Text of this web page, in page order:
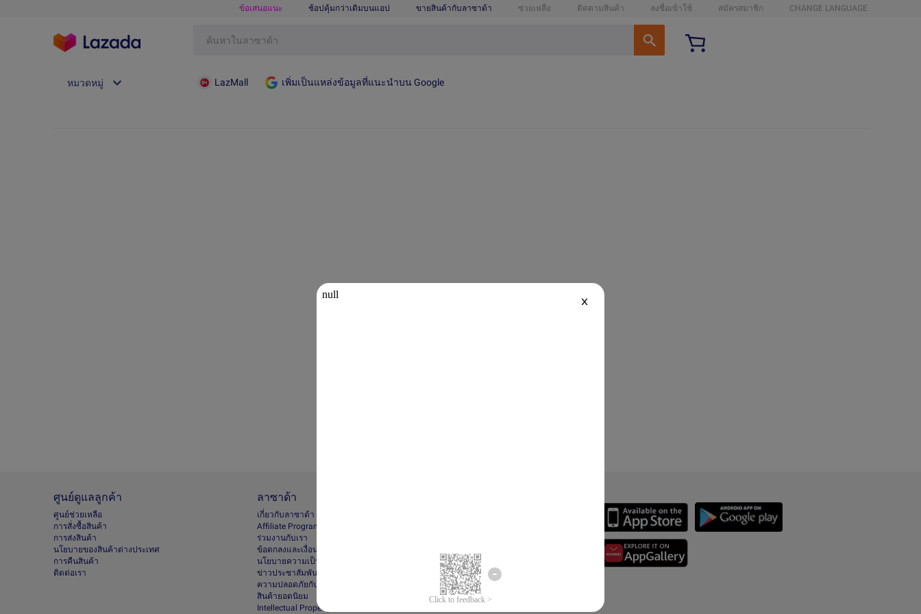
ข้อเสนอแนะ ช้อปคุ้มกว่าเดิมบนแอป ขายสินค้ากับลาซาด้า ช่วยเหลือ ติดตามสินค้า ลงชื่อเข้าใช้ สมัครสมาชิก CHANGE LANGUAGE
หมวดหมู่ LazMall เพิ่มเป็นแหล่งข้อมูลที่แนะนำบน Google
ศูนย์ดูแลลูกค้า
ศูนย์ช่วยเหลือ
การสั่งซื้อสินค้า
การส่งสินค้า
นโยบายของสินค้าต่างประเทศ
การคืนสินค้า
ติดต่อเรา
ลาซาด้า
เกี่ยวกับลาซาด้า
Afﬁliate Program
ร่วมงานกับเรา
ข้อตกลงและเงื่อนไข
นโยบายความเป็นส่วนตัว
ข่าวประชาสัมพันธ์
ความปลอดภัยกับลาซาด้า
สินค้ายอดนิยม
Intellectual Property Protection
X